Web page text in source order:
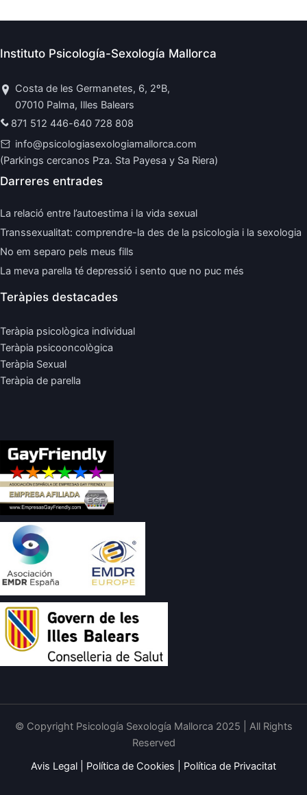
Instituto Psicología-Sexología Mallorca
Costa de les Germanetes, 6, 2ºB,
07010 Palma, Illes Balears
871 512 446-640 728 808
info@psicologiasexologiamallorca.com
(Parkings cercanos Pza. Sta Payesa y Sa Riera)
Darreres entrades
La relació entre l’autoestima i la vida sexual
Transsexualitat: comprendre-la des de la psicologia i la sexologia
No em separo pels meus fills
La meva parella té depressió i sento que no puc més
Teràpies destacades
Teràpia psicològica individual
Teràpia psicooncològica
Teràpia Sexual
Teràpia de parella
© Copyright Psicología Sexología Mallorca 2025 | All Rights
Reserved
Avis Legal
Política de Cookies Política de Privacitat